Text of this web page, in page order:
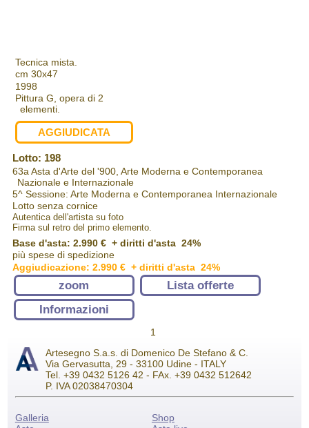
Tecnica mista.
cm 30x47
1998
Pittura G, opera di 2
elementi.
AGGIUDICATA
Lotto: 198
63a Asta d'Arte del '900, Arte Moderna e Contemporanea
Nazionale e Internazionale
5^ Sessione: Arte Moderna e Contemporanea Internazionale
Lotto senza cornice
Autentica dell'artista su foto
Firma sul retro del primo elemento.
Base d'asta: 2.990 € + diritti d'asta 24%
più spese di spedizione
Aggiudicazione: 2.990 € + diritti d'asta 24%
zoom
Lista offerte
Informazioni
1
Artesegno S.a.s. di Domenico De Stefano & C.
Via Gervasutta, 29 - 33100 Udine - ITALY
Tel. +39 0432 5126 42 - FAx. +39 0432 512642
P. IVA 02038470304
Galleria
Shop